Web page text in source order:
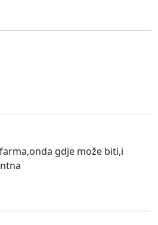
gdje može biti,i